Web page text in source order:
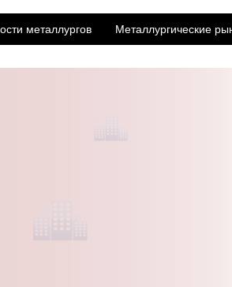
металлургов Металлургические